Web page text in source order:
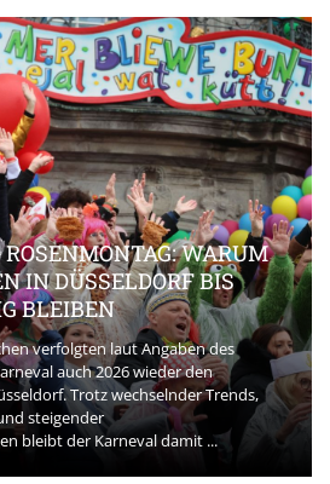
WARUM
IN DÜSSELDORF BIS
BLEIBEN
verfolgten laut Angaben des
auch 2026 wieder den
Trotz wechselnder Trends,
steigender
bleibt der Karneval damit ...